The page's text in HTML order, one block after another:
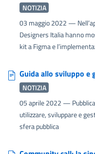
NOTIZIA
03 maggio 2022 —
Designers Italia hanno
kit a Figma e
Guida allo sviluppo
NOTIZIA
05 aprile 2022 —
utilizzare, sviluppare e
sfera pubblica